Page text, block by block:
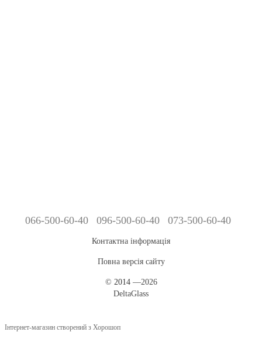
066-500-60-40 096-500-60-40 073-500-60-40
Контактна інформація
Повна версія сайту
© 2014—2026
DeltaGlass
Інтернет-магазин створений з Хорошоп